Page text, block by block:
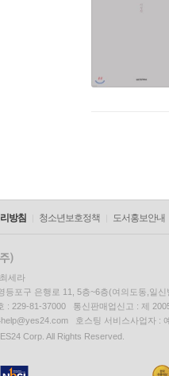
방침 청소년보호정책 도서홍보안내
세라
등포구 은행로 11, 5층~6층(여의도동,일신
: 229-81-37000 통신판매업신고 : 제
호스팅 서비스사업자 :
Corp. All Rights Reserved.